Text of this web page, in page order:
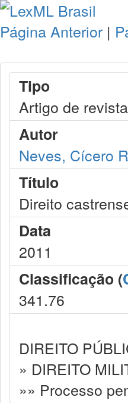
Página Anterior |
Tipo
Artigo de revista
Autor
Neves, Cícero
Título
Direito
Data
2011
Classificação (
341.76
DIREITO
» DIREITO
»» Processo